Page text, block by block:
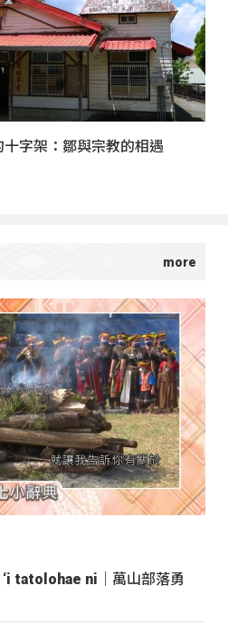
十字架：鄒與宗教的相遇
‘i tatolohae ni｜萬山部落勇